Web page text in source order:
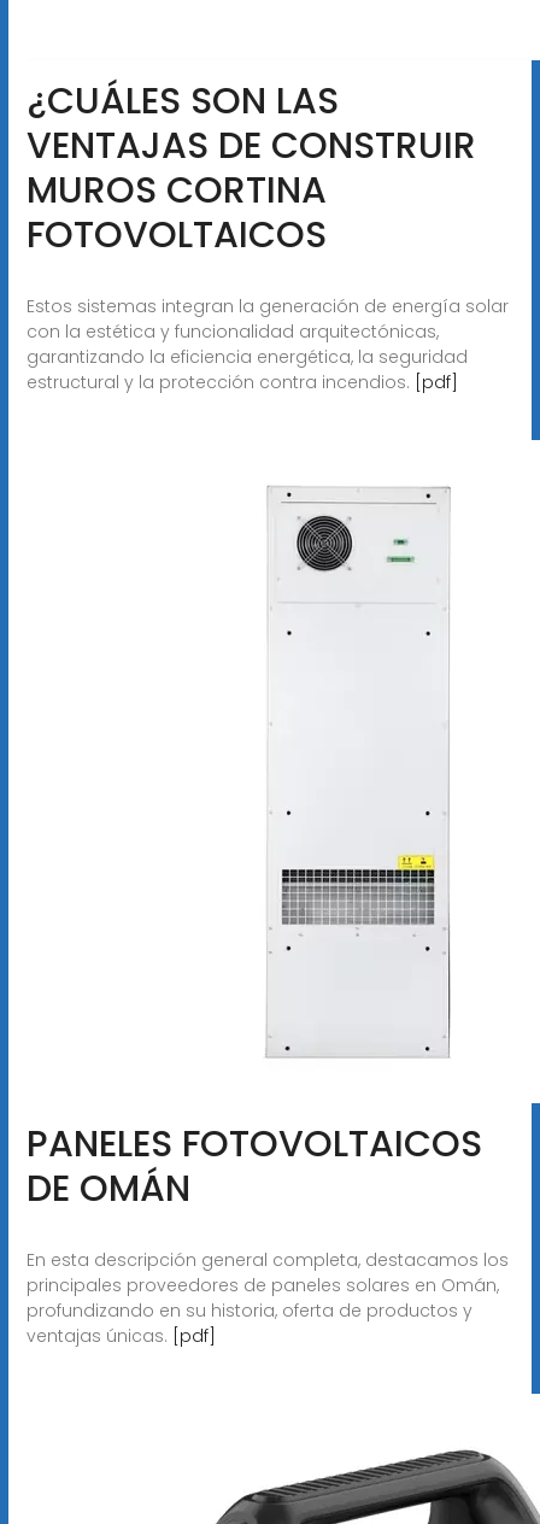
¿CUÁLES SON LAS
VENTAJAS DE CONSTRUIR
MUROS CORTINA
FOTOVOLTAICOS
Estos sistemas integran la generación de energía solar
con la estética y funcionalidad arquitectónicas,
garantizando la eficiencia energética, la seguridad
estructural y la protección contra incendios. [pdf]
PANELES FOTOVOLTAICOS
DE OMÁN
En esta descripción general completa, destacamos los
principales proveedores de paneles solares en Omán,
profundizando en su historia, oferta de productos y
ventajas únicas. [pdf]